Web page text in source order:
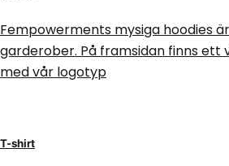
Fempowerments mysiga hoodies
garderober. På framsidan finns
med vår logotyp
T-shirt